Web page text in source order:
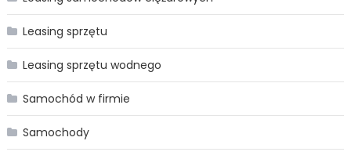
Leasing sprzętu
Leasing sprzętu wodnego
Samochód w firmie
Samochody